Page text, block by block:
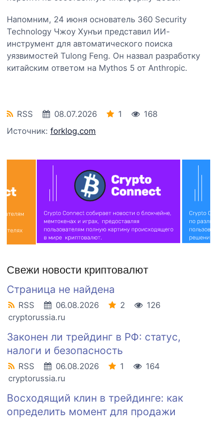
Напомним, 24 июня основатель 360 Security
Technology Чжоу Хунъи представил ИИ-
инструмент для автоматического поиска
уязвимостей Tulong Feng. Он назвал разработку
китайским ответом на Mythos 5 от Anthropic.
RSS 08.07.2026 1
168
Источник: forklog.com
Свежи новости криптовалют
Страница не найдена
RSS 06.08.2026 2
126
cryptorussia.ru
Законен ли трейдинг в РФ: статус,
налоги и безопасность
RSS 06.08.2026 1
164
cryptorussia.ru
Восходящий клин в трейдинге: как
определить момент для продажи